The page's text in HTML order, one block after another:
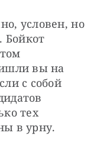
условен, но
Бойкот
вы на
с собой
тех
в урну.